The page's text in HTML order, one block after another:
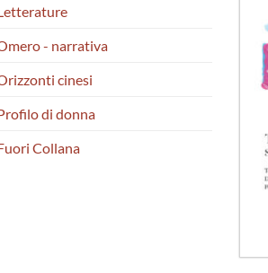
- narrativa
cinesi
di donna
Collana